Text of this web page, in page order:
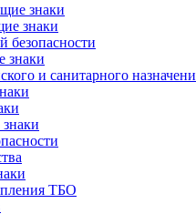
знаки
знаки
безопасности
знаки
и санитарного
ТБО